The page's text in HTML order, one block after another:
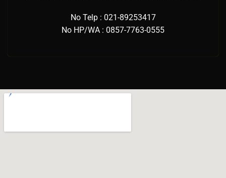
No Telp : 021-89253417
No HP/WA : 0857-7763-0555